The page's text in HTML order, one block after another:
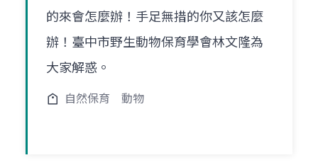
的來會怎麼辦！手足無措的你又該怎麼
辦！臺中市野生動物保育學會林文隆為
大家解惑。
自然保育 動物